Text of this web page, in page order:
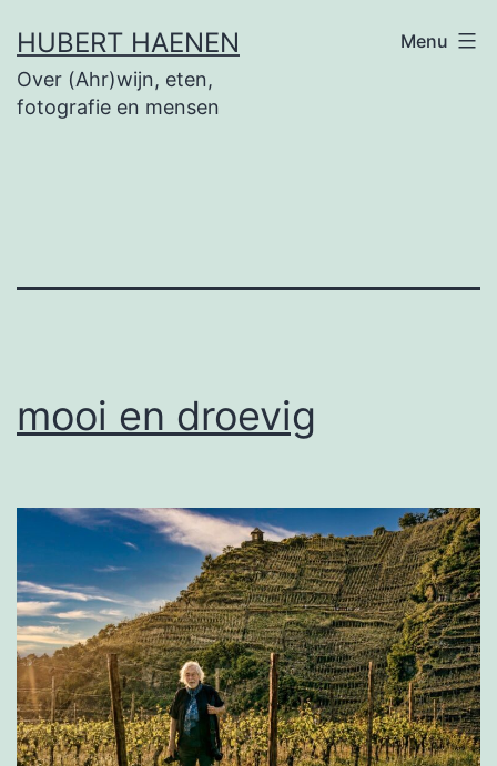
naar
de
HUBERT HAENEN
Over (Ahr)wijn, eten,
fotografie en mensen
Menu
mooi en droevig